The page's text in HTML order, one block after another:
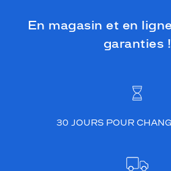
En magasin et en
garanties !
30 JOURS POUR